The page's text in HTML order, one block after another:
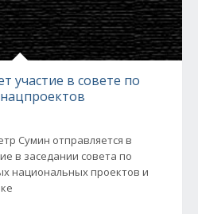
участие в совете по
Сумин отправляется в
в заседании совета по
национальных проектов и